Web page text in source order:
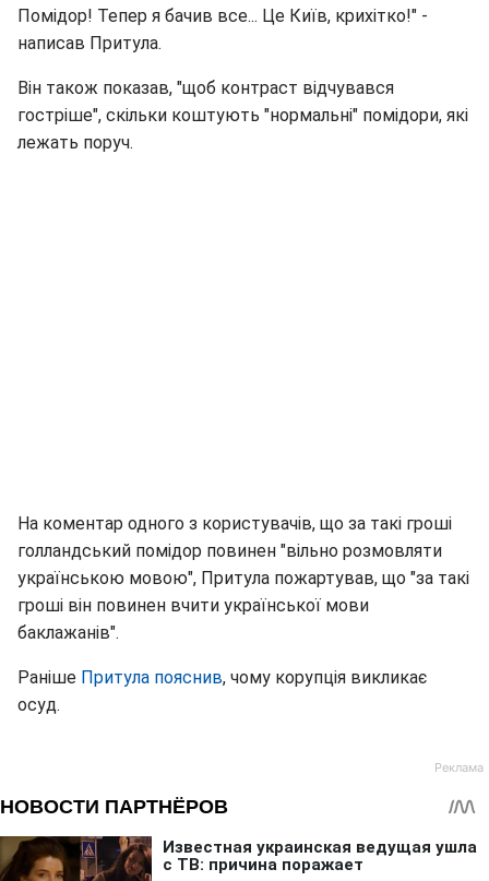
Помідор! Тепер я бачив все... Це Київ, крихітко!" -
написав Притула.
Він також показав, "щоб контраст відчувався
гостріше", скільки коштують "нормальні" помідори, які
лежать поруч.
На коментар одного з користувачів, що за такі гроші
голландський помідор повинен "вільно розмовляти
українською мовою", Притула пожартував, що "за такі
гроші він повинен вчити української мови
баклажанів".
Раніше Притула пояснив, чому корупція викликає
осуд.